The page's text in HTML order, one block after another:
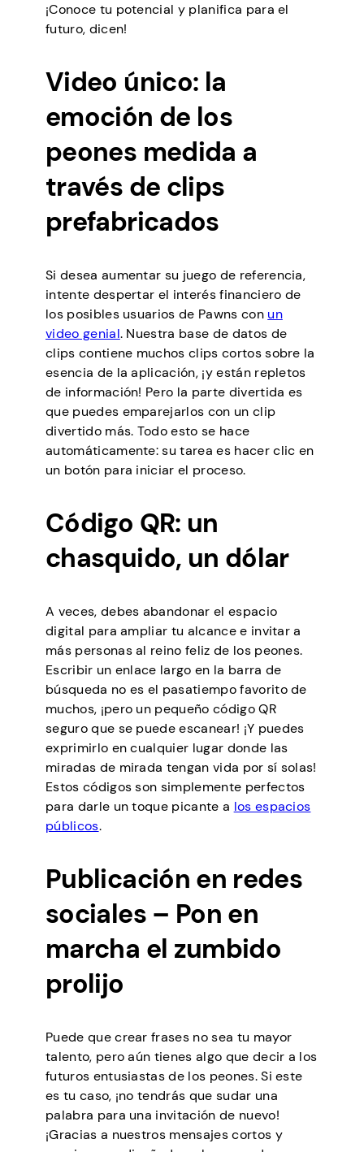
¡Conoce tu potencial y planifica para el
futuro, dicen!
Video único: la
emoción de los
peones medida a
través de clips
prefabricados
Si desea aumentar su juego de referencia,
intente despertar el interés financiero de
los posibles usuarios de Pawns con un
video genial. Nuestra base de datos de
clips contiene muchos clips cortos sobre la
esencia de la aplicación, ¡y están repletos
de información! Pero la parte divertida es
que puedes emparejarlos con un clip
divertido más. Todo esto se hace
automáticamente: su tarea es hacer clic en
un botón para iniciar el proceso.
Código QR: un
chasquido, un dólar
A veces, debes abandonar el espacio
digital para ampliar tu alcance e invitar a
más personas al reino feliz de los peones.
Escribir un enlace largo en la barra de
búsqueda no es el pasatiempo favorito de
muchos, ¡pero un pequeño código QR
seguro que se puede escanear! ¡Y puedes
exprimirlo en cualquier lugar donde las
miradas de mirada tengan vida por sí solas!
Estos códigos son simplemente perfectos
para darle un toque picante a los espacios
públicos.
Publicación en redes
sociales – Pon en
marcha el zumbido
prolijo
Puede que crear frases no sea tu mayor
talento, pero aún tienes algo que decir a los
futuros entusiastas de los peones. Si este
es tu caso, ¡no tendrás que sudar una
palabra para una invitación de nuevo!
¡Gracias a nuestros mensajes cortos y